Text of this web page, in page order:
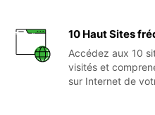
10 Haut Sites
Accédez aux 10
visités et
sur Internet de